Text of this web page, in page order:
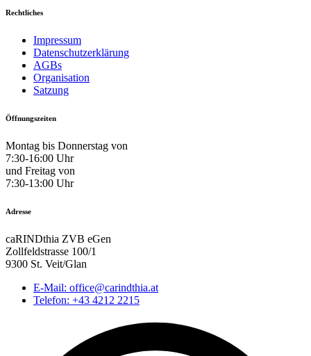
Rechtliches
Impressum
Datenschutzerklärung
AGBs
Organisation
Satzung
Öffnungszeiten
Montag bis Donnerstag von
7:30-16:00 Uhr
und Freitag von
7:30-13:00 Uhr
Adresse
caRINDthia ZVB eGen
Zollfeldstrasse 100/1
9300 St. Veit/Glan
E-Mail: office@carindthia.at
Telefon: +43 4212 2215